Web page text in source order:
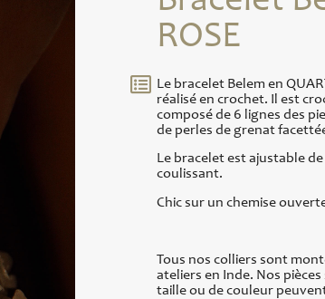
ROSE
Le bracelet Belem en
réalisé en crochet. Il est
composé de 6 lignes des
de perles de grenat
Le bracelet est ajustable
coulissant.
Chic sur un chemise
Tous nos colliers sont
ateliers en Inde. Nos
taille ou de couleur